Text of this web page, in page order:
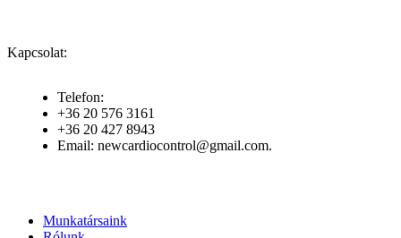
Kapcsolat:
Telefon:
+36 20 576 3161
+36 20 427 8943
Email: newcardiocontrol@gmail.com.
Munkatársaink